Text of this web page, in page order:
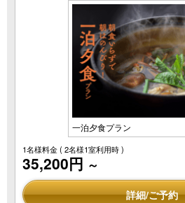
一泊夕食プラン
1名様料金( 2名様1室利用時 )
35,200円 ～
詳細/ご予約